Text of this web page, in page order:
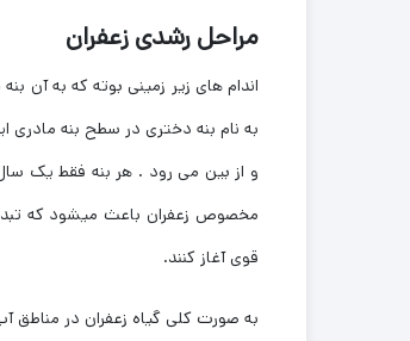
مراحل رشدی زعفران
اندام های زیر زمینی بوته كه به آن
به نام بنه دختری در سطح بنه
و از بین می رود . هر بنه فقط یک
مخصوص زعفران باعث میشود که
قوی آغاز کنند.
به صورت کلی گیاه زعفران در